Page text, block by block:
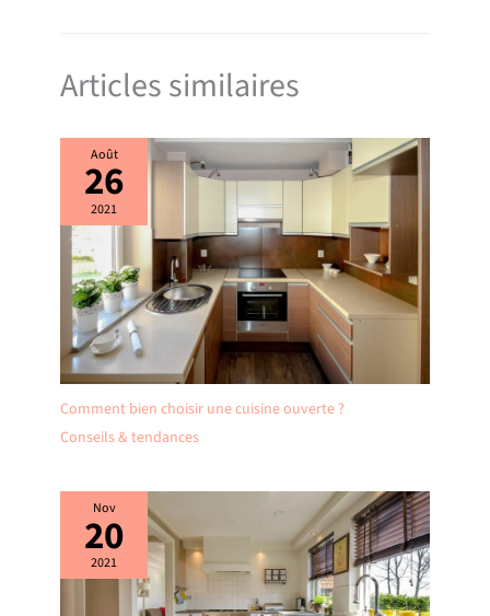
Articles similaires
Août
26
2021
Comment bien choisir une cuisine ouverte ?
Conseils & tendances
Nov
20
2021